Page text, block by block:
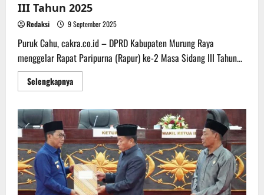
III Tahun 2025
Redaksi 9 September 2025
Puruk Cahu, cakra.co.id – DPRD Kabupaten Murung Raya
menggelar Rapat Paripurna (Rapur) ke-2 Masa Sidang III Tahun...
SelengkapnyaRead
more
Mura
Gelar
Rapur
ke-
2
Masa
Sidang
III
Tahun
2025